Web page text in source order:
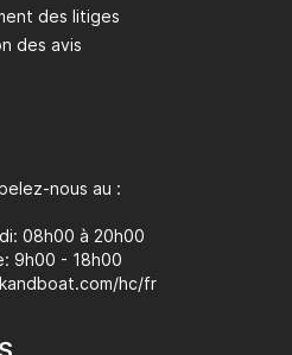
des litiges
des avis
nous au :
08h00 à 20h00
9h00 - 18h00
hc/fr